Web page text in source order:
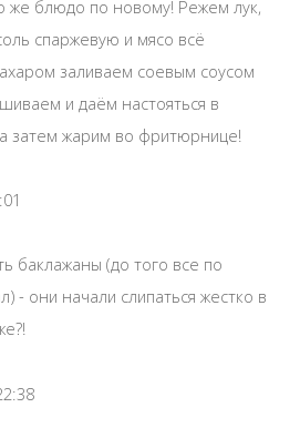
же блюдо по новому! Режем лук,
спаржевую и мясо всё
заливаем соевым соусом
и даём настояться в
затем жарим во фритюрнице!
баклажаны (до того все по
- они начали слипаться жестко в